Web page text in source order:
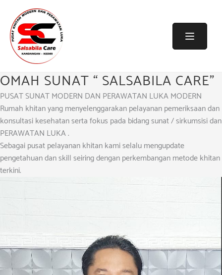
content
OMAH SUNAT “ SALSABILA CARE”
PUSAT SUNAT MODERN DAN PERAWATAN LUKA MODERN
Rumah khitan yang menyelenggarakan pelayanan pemeriksaan dan
konsultasi kesehatan serta fokus pada bidang sunat / sirkumsisi dan
PERAWATAN LUKA .
Sebagai pusat pelayanan khitan kami selalu mengupdate
pengetahuan dan skill seiring dengan perkembangan metode khitan
terkini.